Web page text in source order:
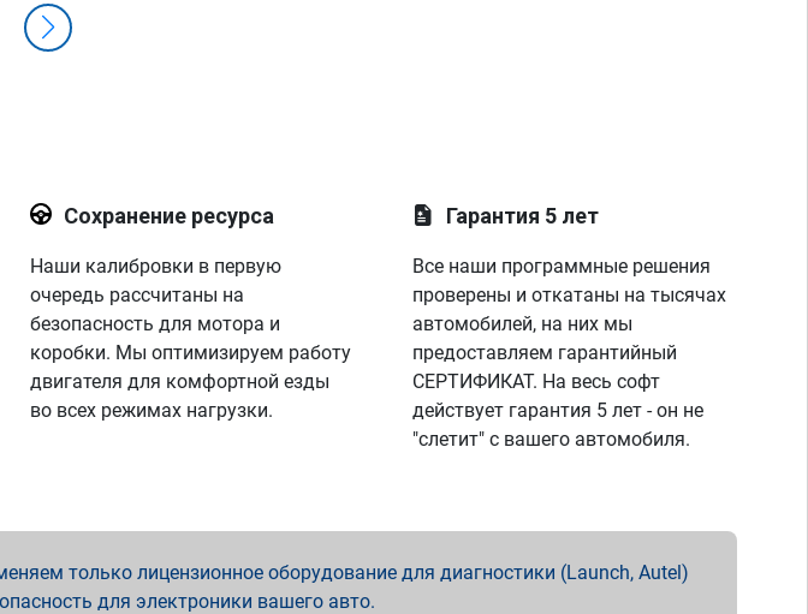
Сохранение ресурса
Наши калибровки в первую
очередь рассчитаны на
безопасность для мотора и
коробки. Мы оптимизируем работу
двигателя для комфортной езды
во всех режимах нагрузки.
Гарантия 5 лет
Все наши программные решения
проверены и откатаны на тысячах
автомобилей, на них мы
предоставляем гарантийный
СЕРТИФИКАТ. На весь софт
действует гарантия 5 лет - он не
"слетит" с вашего автомобиля.
только лицензионное оборудование для диагностики (Launch, Autel)
для электроники вашего авто.